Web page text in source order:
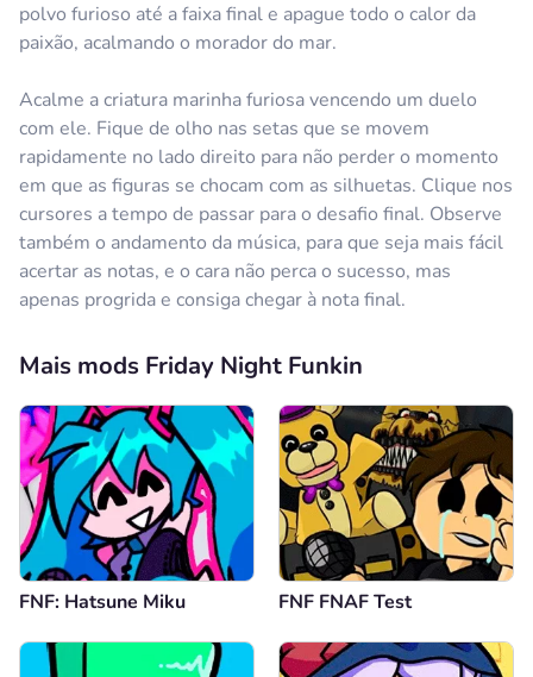
polvo furioso até a faixa final e apague todo o calor da
paixão, acalmando o morador do mar.
Acalme a criatura marinha furiosa vencendo um duelo
com ele. Fique de olho nas setas que se movem
rapidamente no lado direito para não perder o momento
em que as figuras se chocam com as silhuetas. Clique nos
cursores a tempo de passar para o desafio final. Observe
também o andamento da música, para que seja mais fácil
acertar as notas, e o cara não perca o sucesso, mas
apenas progrida e consiga chegar à nota final.
Mais mods Friday Night Funkin
FNF: Hatsune Miku FNF FNAF Test